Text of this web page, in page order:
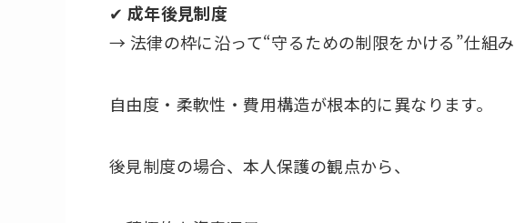
✔ 成年後見制度
→ 法律の枠に沿って“守るための制限をかける”仕組み
自由度・柔軟性・費用構造が根本的に異なります。
後見制度の場合、本人保護の観点から、